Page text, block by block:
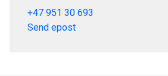
+47 951 30 693
Send epost